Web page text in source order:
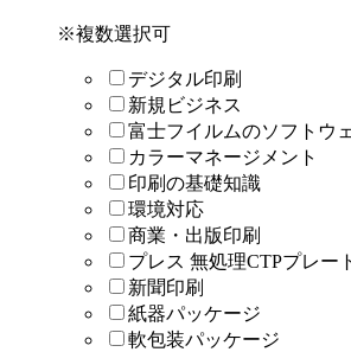
※複数選択可
デジタル印刷
新規ビジネス
富士フイルムのソフトウ
カラーマネージメント
印刷の基礎知識
環境対応
商業・出版印刷
プレス 無処理CTPプレー
新聞印刷
紙器パッケージ
軟包装パッケージ